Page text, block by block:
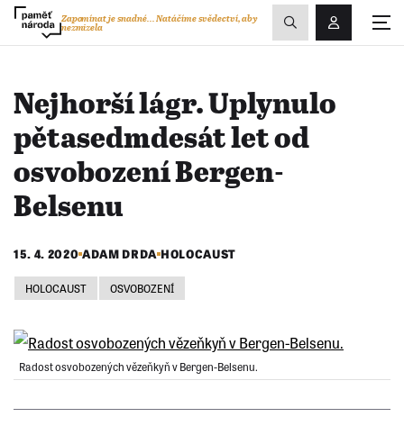
Přihlášení/
Zapomínat je snadné...Natáčíme svědectví, aby
nezmizela
Zobrazit
vyhledávání
Nejhorší lágr. Uplynulo
pětasedmdesát let od
osvobození Bergen-
Belsenu
15. 4. 2020 ADAM DRDA HOLOCAUST
HOLOCAUST OSVOBOZENÍ
Radost osvobozených vězeňkyň v Bergen-Belsenu.